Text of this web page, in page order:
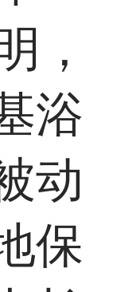
，
浴
动
保